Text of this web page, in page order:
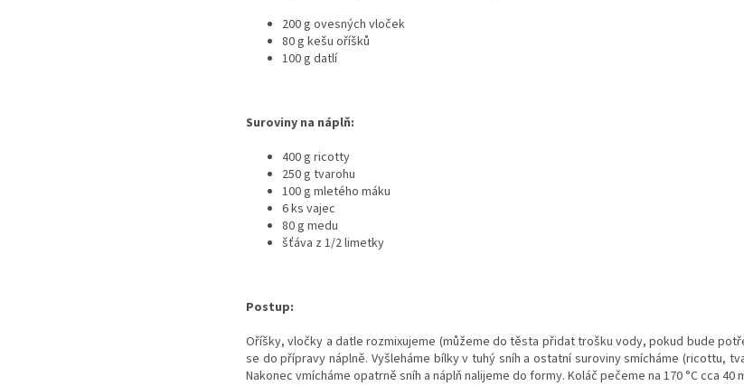
200 g ovesných vloček
80 g kešu oříšků
100 g datlí
Suroviny na náplň:
400 g ricotty
250 g tvarohu
100 g mletého máku
6 ks vajec
80 g medu
šťáva z 1/2 limetky
Postup:
Oříšky, vločky a datle rozmixujeme (můžeme do těsta přidat trošku vody, pokud bude
se do přípravy náplně. Vyšleháme bílky v tuhý sníh a ostatní suroviny smícháme (ricottu,
Nakonec vmícháme opatrně sníh a náplň nalijeme do formy. Koláč pečeme na 170 °C cca 40